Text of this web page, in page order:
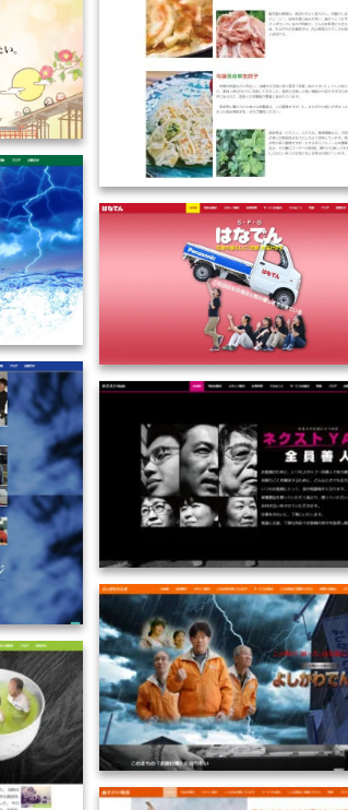
2019-HP制作／奈良県